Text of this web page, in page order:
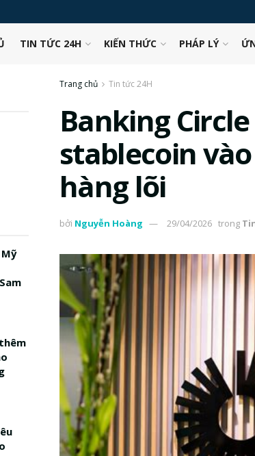
TIN TỨC 24H KIẾN THỨC PHÁP LÝ
Trang chủ Tin tức 24H
Banking
stablecoin
hàng lõi
bởi Nguyễn Hoàng 29/04/2026 trong